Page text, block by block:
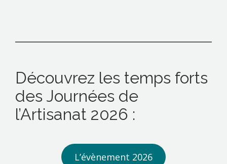
Découvrez les temps forts
des Journées de
l’Artisanat 2026 :
L’évènement 2026